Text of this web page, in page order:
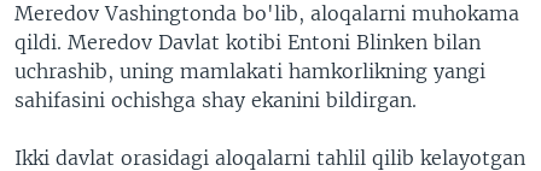
Meredov Vashingtonda bo'lib, aloqalarni muhokama
qildi. Meredov Davlat kotibi Entoni Blinken bilan
uchrashib, uning mamlakati hamkorlikning yangi
sahifasini ochishga shay ekanini bildirgan.
Ikki davlat orasidagi aloqalarni tahlil qilib kelayotgan